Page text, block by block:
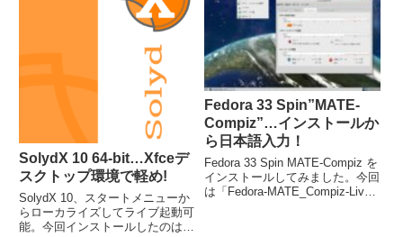
SolydX 10 64-bit…Xfceデ
スクトップ環境で軽め!
SolydX 10、スタートメニューか
らローカライズしてライブ起動可
能。今回インストールしたのは
Fedora 33 Spin”MATE-
Compiz”…インストールか
ら日本語入力！
Fedora 33 Spin MATE-Compiz を
インストールしてみました。今回
は「Fedora-MATE_Compiz-Live-